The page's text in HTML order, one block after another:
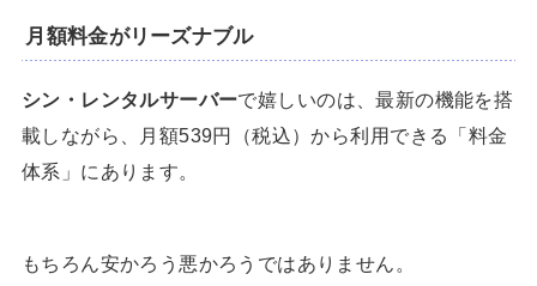
月額料金がリーズナブル
シン・レンタルサーバーで嬉しいのは、最新の機能を搭
載しながら、月額539円（税込）から利用できる「料金
体系」にあります。
もちろん安かろう悪かろうではありません。